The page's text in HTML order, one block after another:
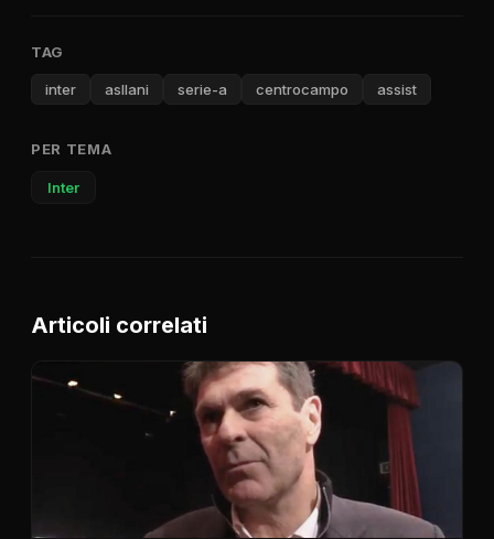
TAG
inter asllani serie-a centrocampo assist
PER TEMA
Inter
Articoli correlati